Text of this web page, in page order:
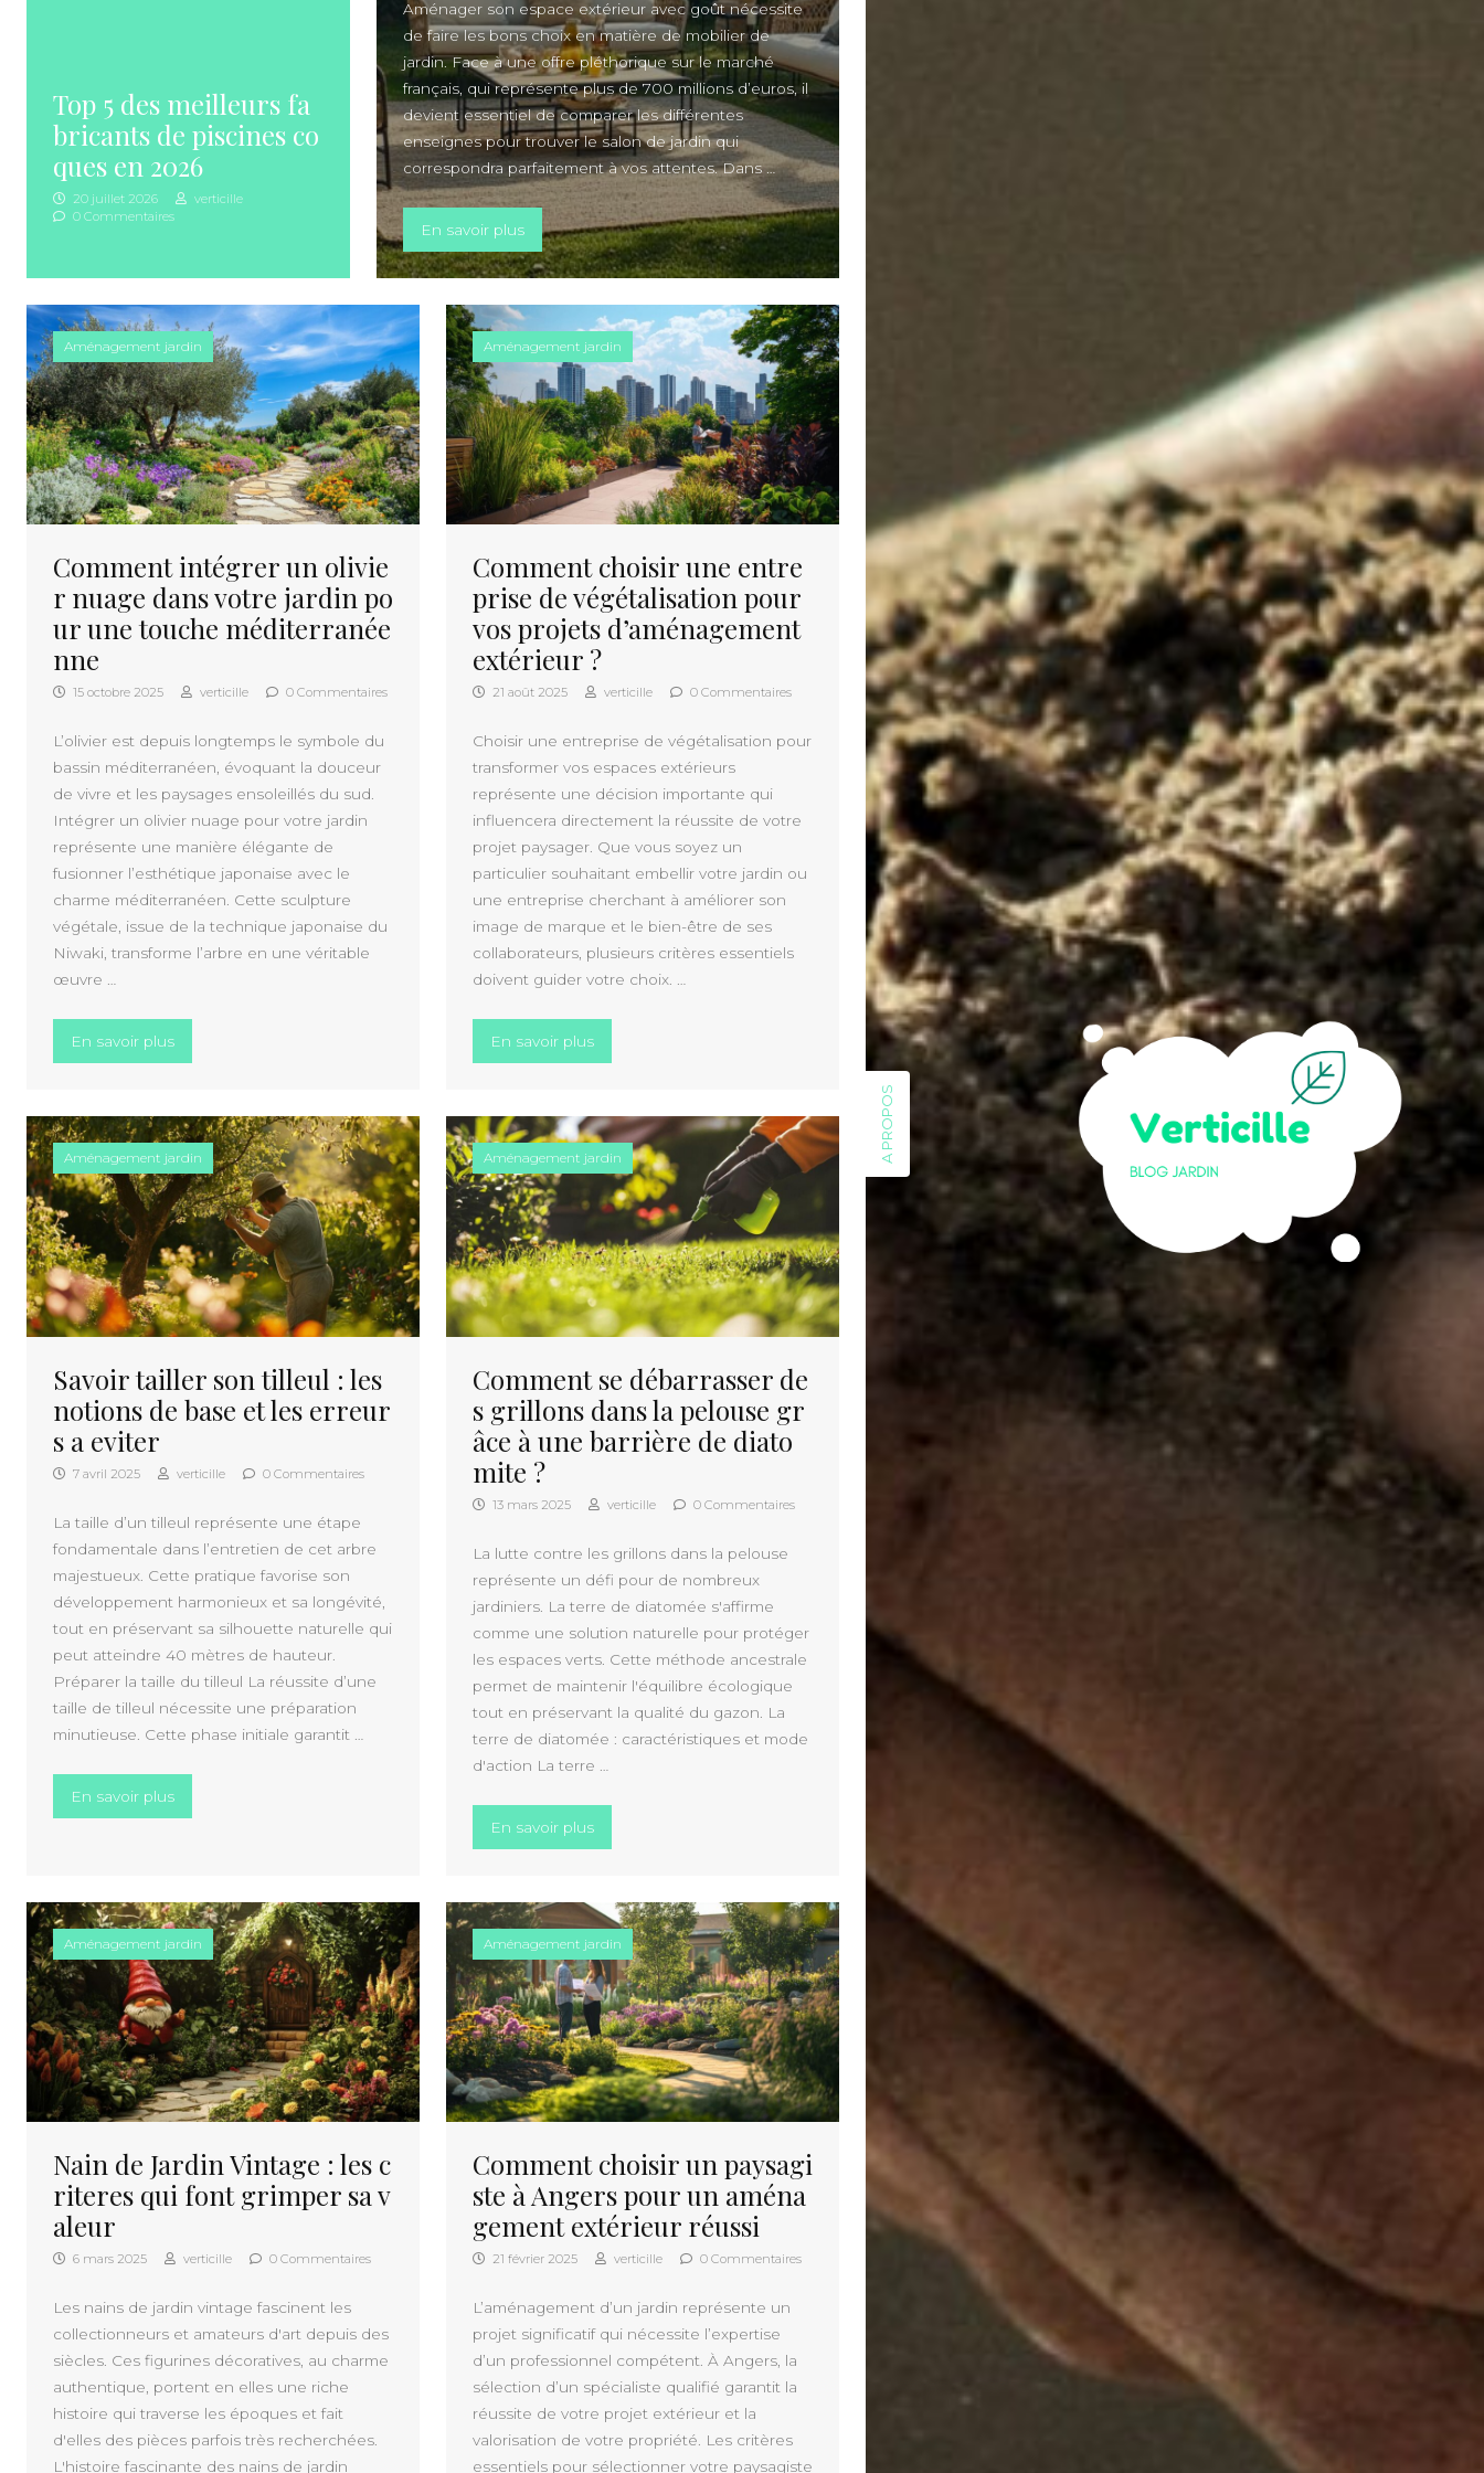
Top 5 des meilleurs fa
bricants de piscines co
ques en 2026
20 juillet 2026
verticille
0 Commentaires
Aménager son espace extérieur avec goût nécessite
de faire les bons choix en matière de mobilier de
jardin. Face à une offre pléthorique sur le marché
français, qui représente plus de 700 millions d’euros, il
devient essentiel de comparer les différentes
enseignes pour trouver le salon de jardin qui
correspondra parfaitement à vos attentes. Dans …
En savoir plus« Comparatif 2026 : Les 5 Meilleurs Salons de Jardin Sweeek, Hespéride, Oviala, Leroy Merlin et Oogarden »
Aménagement jardin
Comment intégrer un olivie
r nuage dans votre jardin po
ur une touche méditerranée
nne
15 octobre 2025 verticille 0 Commentaires
L’olivier est depuis longtemps le symbole du
bassin méditerranéen, évoquant la douceur
de vivre et les paysages ensoleillés du sud.
Intégrer un olivier nuage pour votre jardin
représente une manière élégante de
fusionner l’esthétique japonaise avec le
charme méditerranéen. Cette sculpture
végétale, issue de la technique japonaise du
Niwaki, transforme l’arbre en une véritable
œuvre …
En savoir plus« Comment intégrer un olivier nuage dans votre jardin pour une touche méditerranéenne »
Aménagement jardin
Comment choisir une entre
prise de végétalisation pour
vos projets d’aménagement
extérieur ?
21 août 2025 verticille 0 Commentaires
Choisir une entreprise de végétalisation pour
transformer vos espaces extérieurs
représente une décision importante qui
influencera directement la réussite de votre
projet paysager. Que vous soyez un
particulier souhaitant embellir votre jardin ou
une entreprise cherchant à améliorer son
image de marque et le bien-être de ses
collaborateurs, plusieurs critères essentiels
doivent guider votre choix. …
En savoir plus« Comment choisir une entreprise de végétalisation pour vos projets d’aménagement extérieur ? »
Aménagement jardin
Savoir tailler son tilleul : les
notions de base et les erreur
s a eviter
7 avril 2025 verticille 0 Commentaires
La taille d’un tilleul représente une étape
fondamentale dans l’entretien de cet arbre
majestueux. Cette pratique favorise son
développement harmonieux et sa longévité,
tout en préservant sa silhouette naturelle qui
peut atteindre 40 mètres de hauteur.
Préparer la taille du tilleul La réussite d’une
taille de tilleul nécessite une préparation
minutieuse. Cette phase initiale garantit …
En savoir plus« Savoir tailler son tilleul : les notions de base et les erreurs a eviter »
Aménagement jardin
Comment se débarrasser de
s grillons dans la pelouse gr
âce à une barrière de diato
mite ?
13 mars 2025 verticille 0 Commentaires
La lutte contre les grillons dans la pelouse
représente un défi pour de nombreux
jardiniers. La terre de diatomée s'affirme
comme une solution naturelle pour protéger
les espaces verts. Cette méthode ancestrale
permet de maintenir l'équilibre écologique
tout en préservant la qualité du gazon. La
terre de diatomée : caractéristiques et mode
d'action La terre …
En savoir plus« Comment se débarrasser des grillons dans la pelouse grâce à une barrière de diatomite ? »
Aménagement jardin
Nain de Jardin Vintage : les c
riteres qui font grimper sa v
aleur
6 mars 2025 verticille 0 Commentaires
Les nains de jardin vintage fascinent les
collectionneurs et amateurs d'art depuis des
siècles. Ces figurines décoratives, au charme
authentique, portent en elles une riche
histoire qui traverse les époques et fait
d'elles des pièces parfois très recherchées.
L'histoire fascinante des nains de jardin
Aménagement jardin
Comment choisir un paysagi
ste à Angers pour un aména
gement extérieur réussi
21 février 2025 verticille 0 Commentaires
L’aménagement d’un jardin représente un
projet significatif qui nécessite l’expertise
d’un professionnel compétent. À Angers, la
sélection d’un spécialiste qualifié garantit la
réussite de votre projet extérieur et la
valorisation de votre propriété. Les critères
essentiels pour sélectionner votre paysagiste
A PROPOS